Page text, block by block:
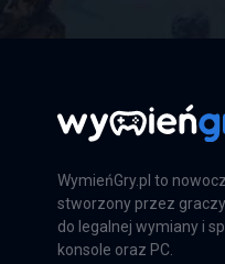
WymieńGry.pl to
stworzony przez
do legalnej wymiany i
konsole oraz PC.